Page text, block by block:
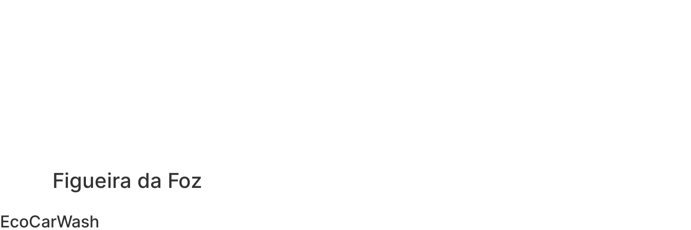
Figueira da Foz
EcoCarWash